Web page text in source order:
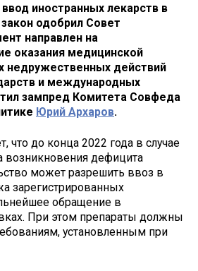
иностранных лекарств в
одобрил Совет
направлен на
оказания медицинской
недружественных действий
и международных
зампред Комитета Совфеда
Юрий Архаров.
что до конца 2022 года в случае
возникновения дефицита
может разрешить ввоз в
зарегистрированных
обращение в
При этом препараты должны
установленным при